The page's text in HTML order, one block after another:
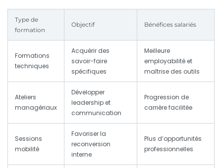
Type de
formation
Objectif Bénéfices salariés
Formations
techniques
Acquérir des
savoir-faire
spécifiques
Meilleure
employabilité et
maîtrise des outils
Ateliers
managériaux
Développer
leadership et
communication
Progression de
carrière facilitée
Sessions
mobilité
Favoriser la
reconversion
interne
Plus d’opportunités
professionnelles